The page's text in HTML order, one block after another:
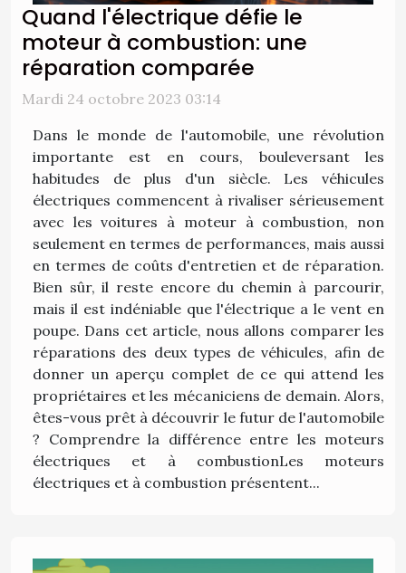
Quand l'électrique défie le
moteur à combustion: une
réparation comparée
Mardi 24 octobre 2023 03:14
Dans le monde de l'automobile, une révolution
importante est en cours, bouleversant les
habitudes de plus d'un siècle. Les véhicules
électriques commencent à rivaliser sérieusement
avec les voitures à moteur à combustion, non
seulement en termes de performances, mais aussi
en termes de coûts d'entretien et de réparation.
Bien sûr, il reste encore du chemin à parcourir,
mais il est indéniable que l'électrique a le vent en
poupe. Dans cet article, nous allons comparer les
réparations des deux types de véhicules, afin de
donner un aperçu complet de ce qui attend les
propriétaires et les mécaniciens de demain. Alors,
êtes-vous prêt à découvrir le futur de l'automobile
? Comprendre la différence entre les moteurs
électriques et à combustionLes moteurs
électriques et à combustion présentent...